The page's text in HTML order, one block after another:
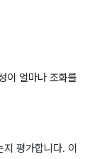
이 얼마나 조화를
평가합니다. 이